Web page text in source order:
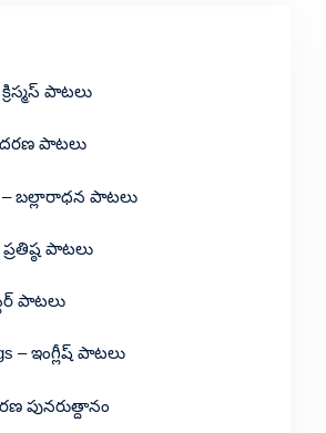
పాటలు
పాటలు
– బల్లారాధన పాటలు
ప్రతిష్ఠ పాటలు
పాటలు
– ఇంగ్లీష్ పాటలు
పునరుత్దానం